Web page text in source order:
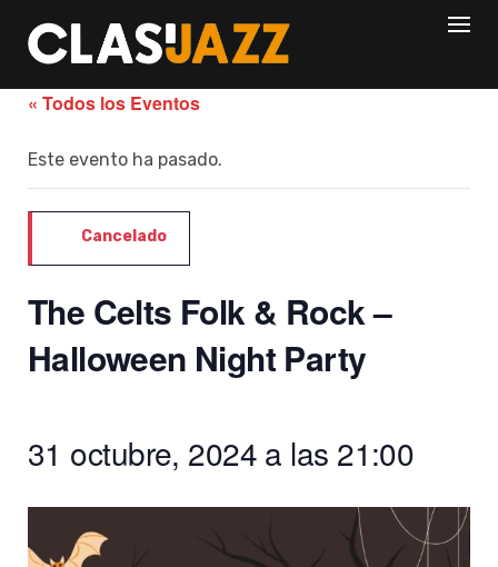
content
« Todos los Eventos
Este evento ha pasado.
Cancelado
The Celts Folk & Rock –
Halloween Night Party
31 octubre, 2024 a las 21:00